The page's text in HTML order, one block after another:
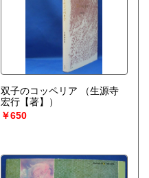
双子のコッペリア
（生源寺
宏行【著】）
￥650